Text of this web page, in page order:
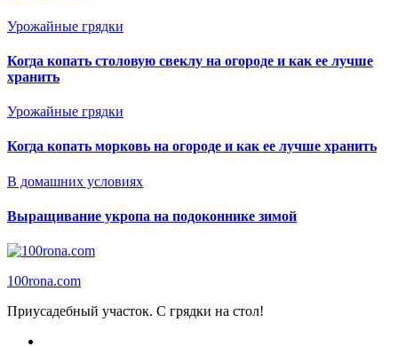
Урожайные грядки
Когда копать столовую свеклу на огороде и как ее лучше
хранить
Урожайные грядки
Когда копать морковь на огороде и как ее лучше хранить
В домашних условиях
Выращивание укропа на подоконнике зимой
100rona.com
Приусадебный участок. C грядки на стол!